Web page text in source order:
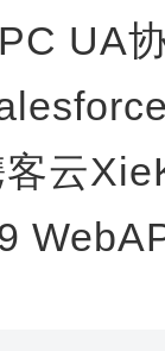
UA
云